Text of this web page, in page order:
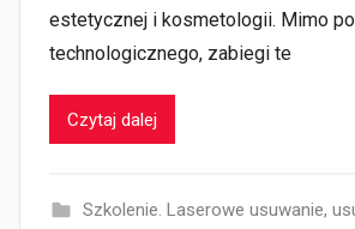
estetycznej i kosmetologii. Mimo
technologicznego, zabiegi te
Czytaj dalej
Szkolenie. Laserowe usuwanie,